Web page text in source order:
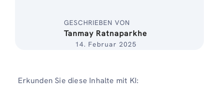
GESCHRIEBEN VON
Tanmay Ratnaparkhe
14. Februar 2025
Erkunden Sie diese Inhalte mit KI: